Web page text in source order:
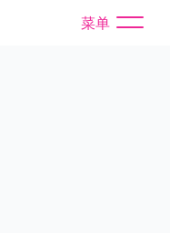
菜单